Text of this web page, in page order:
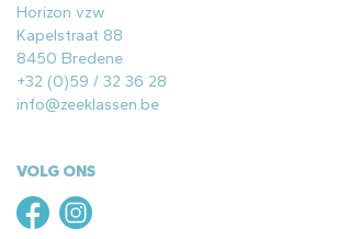
Horizon vzw
Kapelstraat 88
8450 Bredene
+32 (0)59 / 32 36 28
info@zeeklassen.be
VOLG ONS